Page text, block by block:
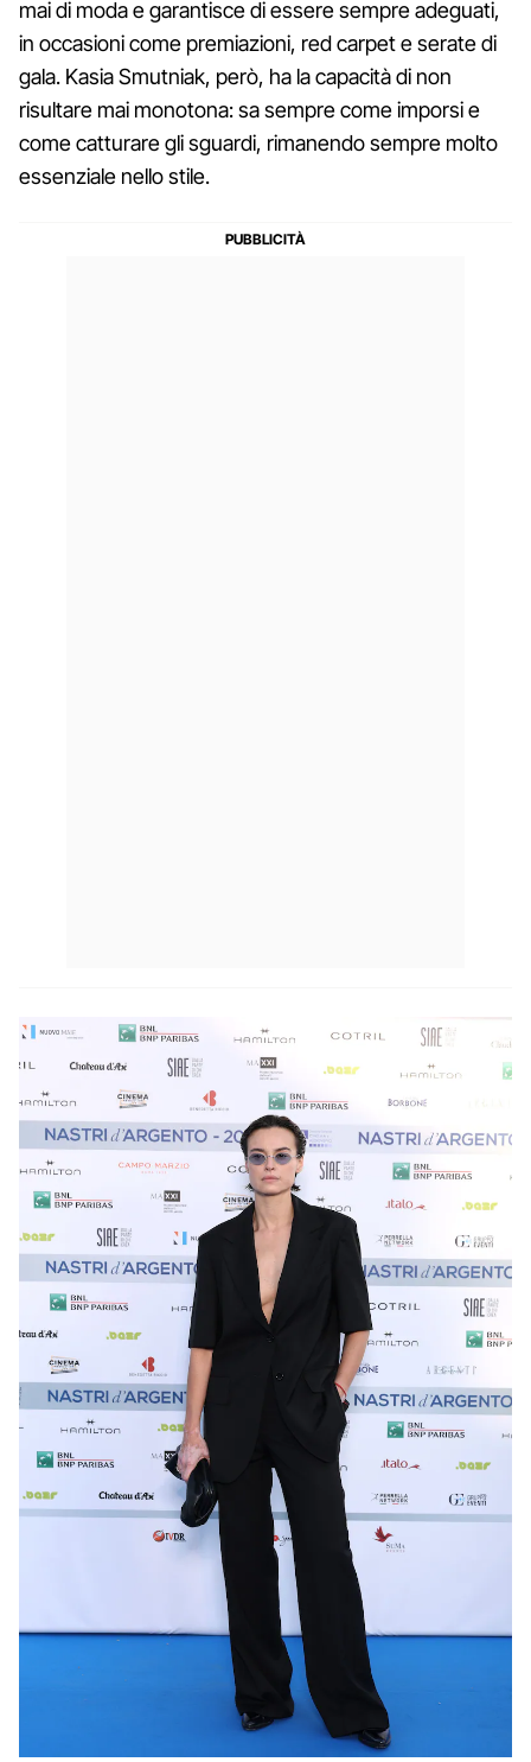
mai di moda e garantisce di essere sempre adeguati,
in occasioni come premiazioni, red carpet e serate di
gala. Kasia Smutniak, però, ha la capacità di non
risultare mai monotona: sa sempre come imporsi e
come catturare gli sguardi, rimanendo sempre molto
essenziale nello stile.